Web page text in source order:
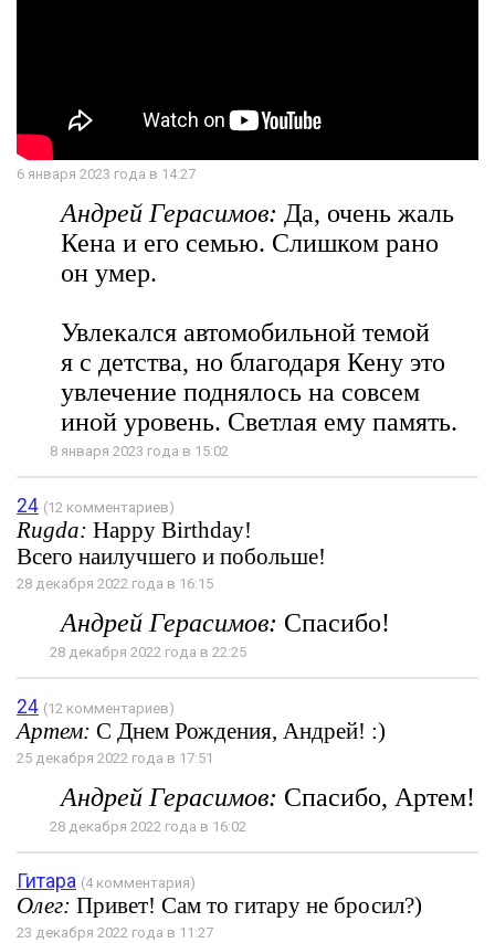
6 января 2023 года в 14:27
Андрей Герасимов: Да, очень жаль
Кена и его семью. Слишком рано
он умер.
Увлекался автомобильной темой
я с детства, но благодаря Кену это
увлечение поднялось на совсем
иной уровень. Светлая ему память.
8 января 2023 года в 15:02
24 (12 комментариев)
Rugda: Happy Birthday!
Всего наилучшего и побольше!
28 декабря 2022 года в 16:15
Андрей Герасимов: Спасибо!
28 декабря 2022 года в 22:25
24 (12 комментариев)
Артем: С Днем Рождения, Андрей! :)
25 декабря 2022 года в 17:51
Андрей Герасимов: Спасибо, Артем!
28 декабря 2022 года в 16:02
Гитара (4 комментария)
Олег: Привет! Сам то гитару не бросил?)
23 декабря 2022 года в 11:27